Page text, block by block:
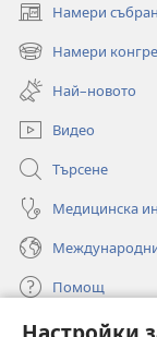
Намери
(отваря
нов
прозорец)
Намери
(отваря
нов
прозорец)
Най–новото
Видео
Търсене
Медицинска
Помощ